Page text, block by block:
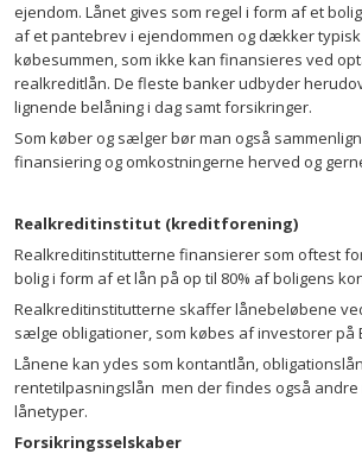
ejendom. Lånet gives som regel i form af et
af et pantebrev i ejendommen og dækker
købesummen, som ikke kan finansieres ved
realkreditlån. De fleste banker udbyder
lignende belåning i dag samt forsikringer.
Som køber og sælger bør man også
finansiering og omkostningerne herved og
Realkreditinstitut (kreditforening)
Realkreditinstitutterne finansierer som oftest
bolig i form af et lån på op til 80% af boligens
Realkreditinstitutterne skaffer lånebeløbene
sælge obligationer, som købes af investorer på
Lånene kan ydes som kontantlån,
rentetilpasningslån men der findes også
lånetyper.
Forsikringsselskaber